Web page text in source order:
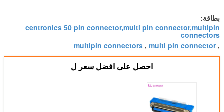
بطاقة:
centronics 50 pin connector,multi pin connector,multipin
connectors
,
multi pin connector
,
multipin connectors
احصل على افضل سعر ل